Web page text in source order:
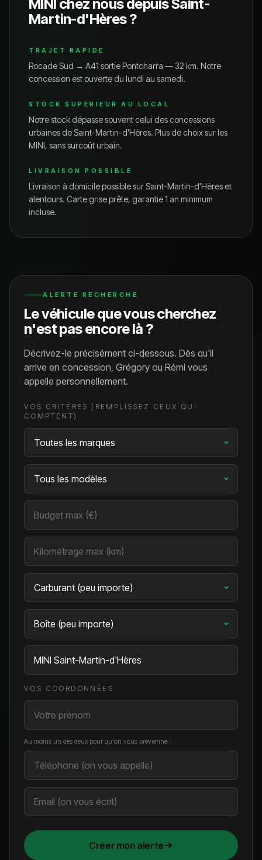
MINI chez nous depuisSaint-
Martin-d'Hères?
TRAJET RAPIDE
Rocade Sud → A41 sortie Pontcharra — 32 km. Notre
concession est ouverte du lundi au samedi.
STOCK SUPÉRIEUR AU LOCAL
Notre stock dépasse souvent celui des concessions
urbaines deSaint-Martin-d'Hères. Plus de choix sur les
MINI, sans surcoût urbain.
LIVRAISON POSSIBLE
Livraison à domicile possible surSaint-Martin-d'Hères et
alentours. Carte grise prête, garantie 1 an minimum
incluse.
ALERTE RECHERCHE
Le véhicule que vous cherchez
n'est pas encore là ?
Décrivez-le précisément ci-dessous. Dès qu'il
arrive en concession, Grégory ou Rémi vous
appelle personnellement.
VOS CRITÈRES (REMPLISSEZ CEUX QUI
COMPTENT)
VOS COORDONNÉES
Au moins un des deux pour qu'on vous prévienne :
Créer mon alerte